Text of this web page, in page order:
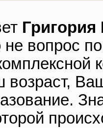
не вопрос
возраст,